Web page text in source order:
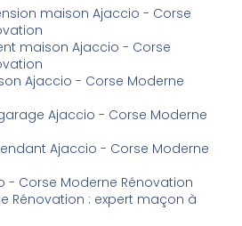
maison Ajaccio - Corse
maison Ajaccio - Corse
Ajaccio - Corse Moderne
Ajaccio - Corse Moderne
Ajaccio - Corse Moderne
- Corse Moderne Rénovation
Rénovation : expert maçon à